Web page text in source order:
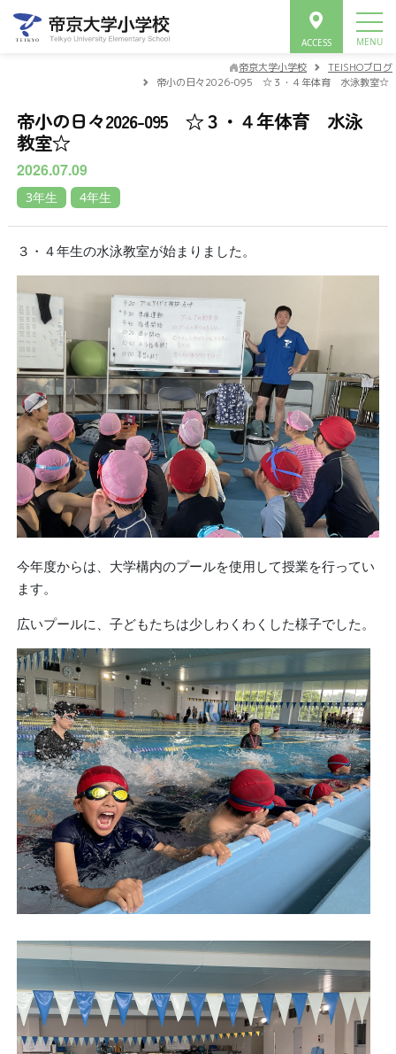
帝京大学小学校
TEISHOブログ
帝小の日々2026-095 ☆３・４年体育 水泳教室☆
帝小の日々2026-095 ☆３・４年体育 水泳
教室☆
2026.07.09
3年生 4年生
３・４年生の水泳教室が始まりました。
今年度からは、大学構内のプールを使用して授業を行ってい
ます。
広いプールに、子どもたちは少しわくわくした様子でした。